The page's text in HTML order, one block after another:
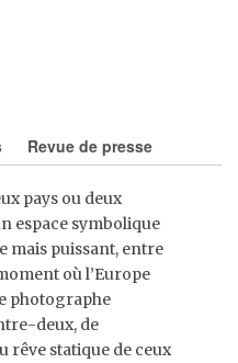
Revue de presse
pays ou deux
espace symbolique
mais puissant, entre
où l’Europe
photographe
deux, de
rêve statique de ceux